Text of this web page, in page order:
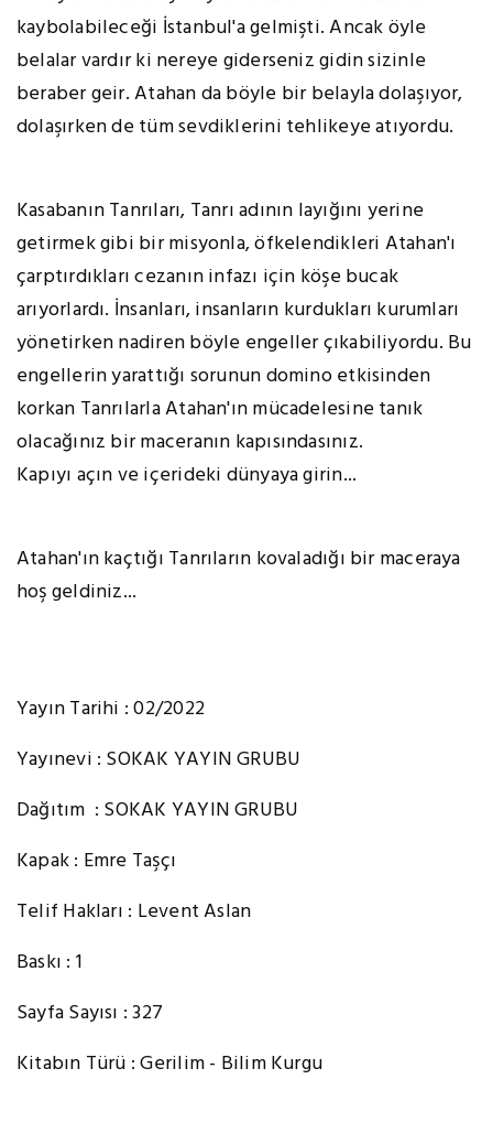
kaybolabileceği İstanbul'a gelmişti. Ancak öyle
belalar vardır ki nereye giderseniz gidin sizinle
beraber geir. Atahan da böyle bir belayla dolaşıyor,
dolaşırken de tüm sevdiklerini tehlikeye atıyordu.
Kasabanın Tanrıları, Tanrı adının layığını yerine
getirmek gibi bir misyonla, öfkelendikleri Atahan'ı
çarptırdıkları cezanın infazı için köşe bucak
arıyorlardı. İnsanları, insanların kurdukları kurumları
yönetirken nadiren böyle engeller çıkabiliyordu. Bu
engellerin yarattığı sorunun domino etkisinden
korkan Tanrılarla Atahan'ın mücadelesine tanık
olacağınız bir maceranın kapısındasınız.
Kapıyı açın ve içerideki dünyaya girin...
Atahan'ın kaçtığı Tanrıların kovaladığı bir maceraya
hoş geldiniz...
Yayın Tarihi : 02/2022
Yayınevi : SOKAK YAYIN GRUBU
Dağıtım : SOKAK YAYIN GRUBU
Kapak : Emre Taşçı
Telif Hakları : Levent Aslan
Baskı : 1
Sayfa Sayısı : 327
Kitabın Türü : Gerilim - Bilim Kurgu